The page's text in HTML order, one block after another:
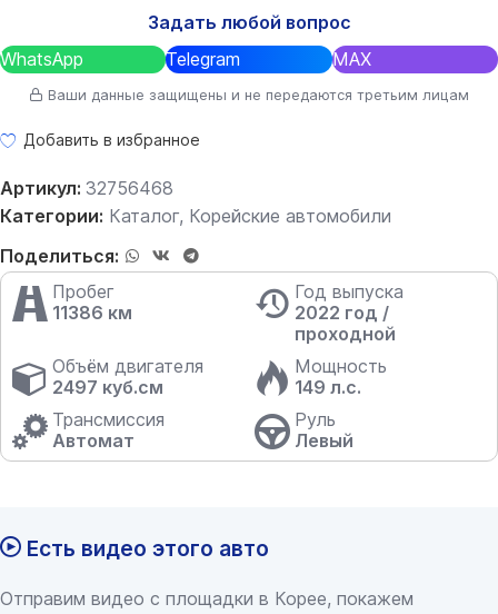
Задать любой вопрос
WhatsApp
Telegram MAX
Ваши данные защищены и не передаются третьим лицам
Добавить в избранное
Артикул: 32756468
Категории: Каталог, Корейские автомобили
Поделиться:
Пробег
11386 км
Год выпуска
2022 год /
проходной
Объём двигателя
2497 куб.см
Мощность
149 л.с.
Трансмиссия
Автомат
Руль
Левый
Есть видео этого авто
Отправим видео с площадки в Корее, покажем